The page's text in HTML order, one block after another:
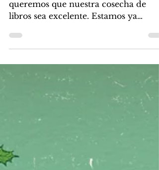
Este último trimestre del año
queremos que nuestra cosecha de
libros sea excelente. Estamos ya
trabajando para ello. Tenemos un